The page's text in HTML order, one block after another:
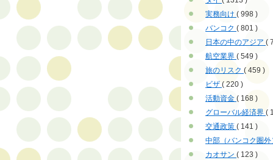
実務向け ( 998 )
バンコク ( 801 )
日本の中のアジア (
航空業界 ( 549 )
旅のリスク ( 459 )
ビザ ( 220 )
活動資金 ( 168 )
グローバル経済界 (
交通政策 ( 141 )
中部（バンコク圏
カオサン ( 123 )